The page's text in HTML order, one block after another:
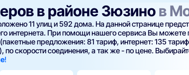
в районе Зюзинов
11 улиц и 592 дома. На данной странице
интернета. При помощи нашего сервиса Вы можете
предложения: 81 тариф, интернет: 135
по скорости соединения, а так же - по цене.
!